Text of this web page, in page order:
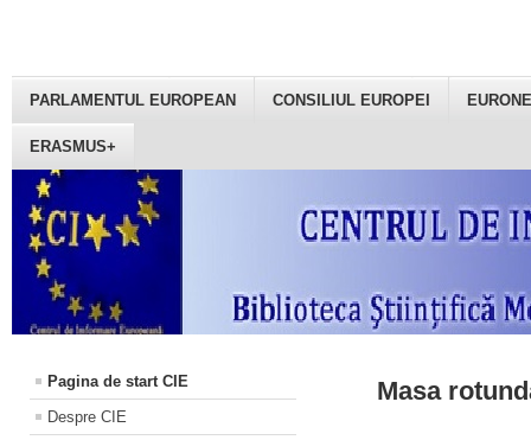
PARLAMENTUL EUROPEAN CONSILIUL EUROPEI
ERASMUS+
Pagina de start CIE
Despre CIE
Masa